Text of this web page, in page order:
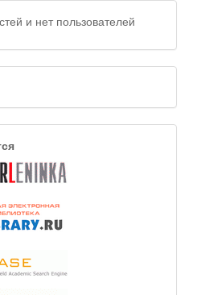
и нет пользователей